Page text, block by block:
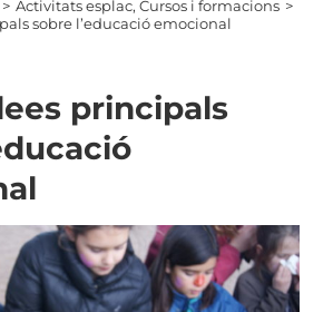
Activitats esplac Cursos i formacions
sobre l’educació emocional
principals